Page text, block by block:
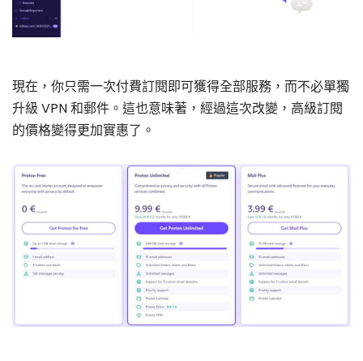
現在，你只需一次付費訂閱即可獲得全部服務，而不必單獨
升級 VPN 和郵件。這也意味著，經過這次改變，高級訂閱
的價格變得更加實惠了。